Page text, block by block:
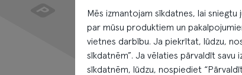
Mēs izmantojam sīkdatnes, lai
par mūsu produktiem un
vietnes darbību. Ja piekrītat, lūdzu,
sīkdatnēm”. Ja vēlaties pārvaldīt savu
sīkdatnēm, lūdzu, nospiediet